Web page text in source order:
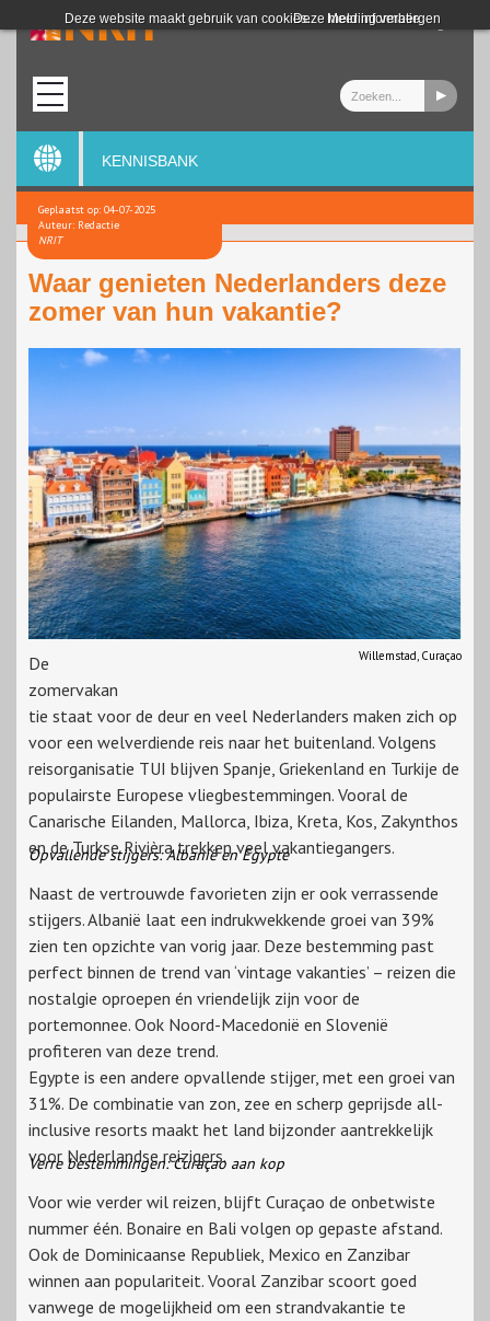
Deze website maakt gebruik van cookies. Meer informatie
Deze melding verbergen
Login
KENNISBANK
Geplaatst op: 04-07-2025
Auteur: Redactie
NRIT
Waar genieten Nederlanders deze
zomer van hun vakantie?
Willemstad, Curaçao
De
zomervakan
tie staat voor de deur en veel Nederlanders maken zich op
voor een welverdiende reis naar het buitenland. Volgens
reisorganisatie TUI blijven Spanje, Griekenland en Turkije de
populairste Europese vliegbestemmingen. Vooral de
Canarische Eilanden, Mallorca, Ibiza, Kreta, Kos, Zakynthos
en de Turkse Rivièra trekken veel vakantiegangers.
Opvallende stijgers: Albanië en Egypte
Naast de vertrouwde favorieten zijn er ook verrassende
stijgers. Albanië laat een indrukwekkende groei van 39%
zien ten opzichte van vorig jaar. Deze bestemming past
perfect binnen de trend van ‘vintage vakanties’ – reizen die
nostalgie oproepen én vriendelijk zijn voor de
portemonnee. Ook Noord-Macedonië en Slovenië
profiteren van deze trend.
Egypte is een andere opvallende stijger, met een groei van
31%. De combinatie van zon, zee en scherp geprijsde all-
inclusive resorts maakt het land bijzonder aantrekkelijk
voor Nederlandse reizigers.
Verre bestemmingen: Curaçao aan kop
Voor wie verder wil reizen, blijft Curaçao de onbetwiste
nummer één. Bonaire en Bali volgen op gepaste afstand.
Ook de Dominicaanse Republiek, Mexico en Zanzibar
winnen aan populariteit. Vooral Zanzibar scoort goed
vanwege de mogelijkheid om een strandvakantie te